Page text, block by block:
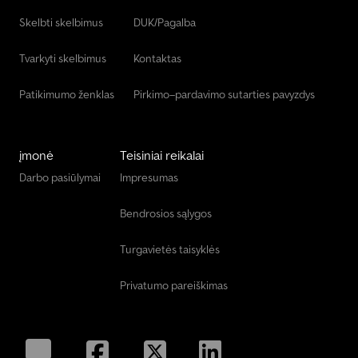
Siurbimo / Plovimo Transporto Priemonė
Skelbti skelbimus
Tvarkyti skelbimus
Patikimumo ženklas
DUK/Pagalba
Kontaktas
Pirkimo–pardavimo sutarties pavyzdys
įmonė
Darbo pasiūlymai
Teisiniai reikalai
Impresumas
Bendrosios sąlygos
Turgavietės taisyklės
Privatumo pareiškimas